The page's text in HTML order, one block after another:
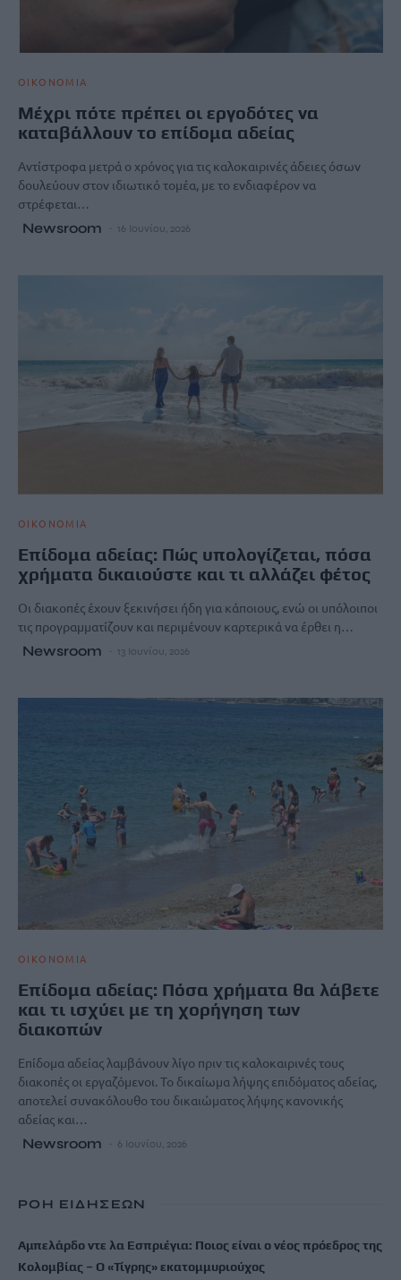
ΟΙΚΟΝΟΜΙΑ
Μέχρι πότε πρέπει οι εργοδότες να
καταβάλλουν το επίδομα αδείας
Αντίστροφα μετρά ο χρόνος για τις καλοκαιρινές άδειες όσων
δουλεύουν στον ιδιωτικό τομέα, με το ενδιαφέρον να
στρέφεται…
Newsroom 16 Ιουνίου, 2026
ΟΙΚΟΝΟΜΙΑ
Επίδομα αδείας: Πώς υπολογίζεται, πόσα
χρήματα δικαιούστε και τι αλλάζει φέτος
Οι διακοπές έχουν ξεκινήσει ήδη για κάποιους, ενώ οι υπόλοιποι
τις προγραμματίζουν και περιμένουν καρτερικά να έρθει η…
Newsroom 13 Ιουνίου, 2026
ΟΙΚΟΝΟΜΙΑ
Επίδομα αδείας: Πόσα χρήματα θα λάβετε
και τι ισχύει με τη χορήγηση των
διακοπών
Επίδομα αδείας λαμβάνουν λίγο πριν τις καλοκαιρινές τους
διακοπές οι εργαζόμενοι. Το δικαίωμα λήψης επιδόματος αδείας,
αποτελεί συνακόλουθο του δικαιώματος λήψης κανονικής
αδείας και…
Newsroom 6 Ιουνίου, 2026
ΡΟΗ ΕΙΔΗΣΕΩΝ
Αμπελάρδο ντε λα Εσπριέγια: Ποιος είναι ο νέος πρόεδρος της
Κολομβίας – Ο «Τίγρης» εκατομμυριούχος